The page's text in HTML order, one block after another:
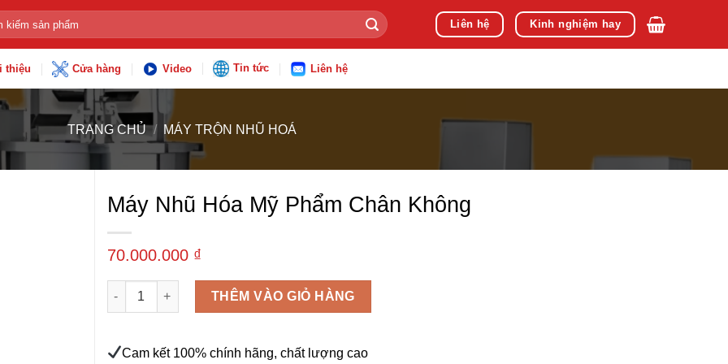
Liên hệ Kinh nghiệm hay
thiệu Cửa hàng Video Tin tức Liên hệ
TRANG CHỦ / MÁY TRỘN NHŨ HOÁ
Máy Nhũ Hóa Mỹ Phẩm Chân Không
70.000.000 ₫
Máy nhũ hóa Mỹ phẩm chân không số lượng
THÊM VÀO GIỎ HÀNG
Cam kết 100% chính hãng, chất lượng cao